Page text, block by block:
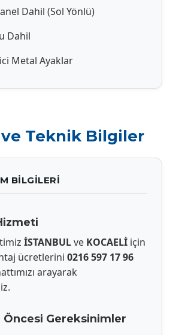
Dahil (Sol Yönlü)
Dahil
Metal Ayaklar
Teknik Bilgiler
BILGILERI
İSTANBULve KOCAELİ için
ücretlerini 0216 597 17 96
arayarak
Öncesi Gereksinimler